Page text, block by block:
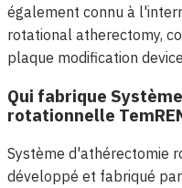
également connu à
rotational atherectomy,
plaque modification
Qui fabrique
rotationnelle
Système d'athérectomie
développé et fabriqué